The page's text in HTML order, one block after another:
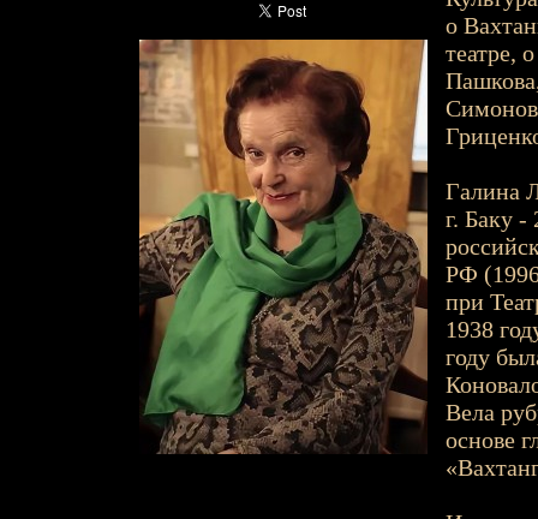
о
театре,
Галина
г. Баку -
РФ
при
1938
году
Вела
основе